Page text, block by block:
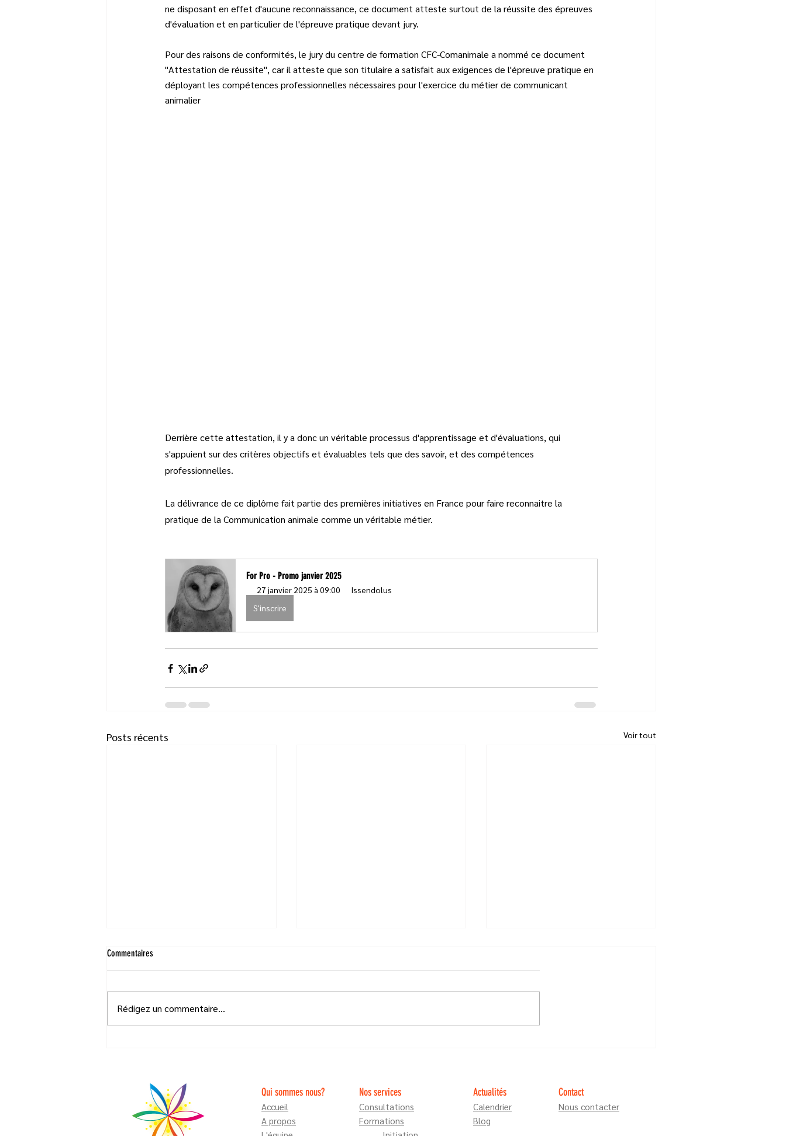
ne disposant en effet d'aucune reconnaissance, ce document atteste surtout de la réussite des épreuves
d'évaluation et en particulier de l'épreuve pratique devant jury.
Pour des raisons de conformités, le jury du centre de formation CFC-Comanimale a nommé ce document
"Attestation de réussite", car il atteste que son titulaire a satisfait aux exigences de l'épreuve pratique en
déployant les compétences professionnelles nécessaires pour l'exercice du métier de communicant
animalier
Derrière cette attestation, il y a donc un véritable processus d'apprentissage et d'évaluations, qui
s'appuient sur des critères objectifs et évaluables tels que des savoir, et des compétences
professionnelles.
La délivrance de ce diplôme fait partie des premières initiatives en France pour faire reconnaitre la
pratique de la Communication animale comme un véritable métier.
For Pro - Promo janvier 2025
27 janvier 2025 à 09:00
Issendolus
S'inscrire
Posts récents Voir tout
Commentaires
Rédigez un commentaire...
Qui sommes nous?
Accueil
A propos
Nos services
Consultations
Formations
Actualités
Calendrier
Blog
Contact
Nous contacter